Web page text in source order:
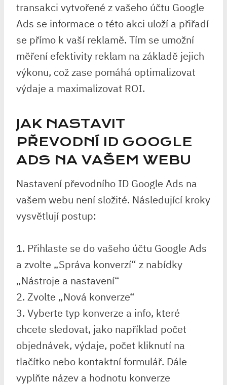
transakci vytvořené z vašeho účtu Google
Ads se informace o této akci uloží a přiřadí
se přímo k vaší reklamě. Tím se umožní
měření efektivity reklam na základě jejich
výkonu, což zase pomáhá optimalizovat
výdaje a maximalizovat ROI.
JAK NASTAVIT
PŘEVODNÍ ID GOOGLE
ADS NA VAŠEM WEBU
Nastavení převodního ID Google Ads na
vašem webu není složité. Následující kroky
vysvětlují postup:
1. Přihlaste se do vašeho účtu Google Ads
a zvolte „Správa konverzí“ z nabídky
„Nástroje a nastavení“
2. Zvolte „Nová konverze“
3. Vyberte typ konverze a info, které
chcete sledovat, jako například počet
objednávek, výdaje, počet kliknutí na
tlačítko nebo kontaktní formulář. Dále
vyplňte název a hodnotu konverze